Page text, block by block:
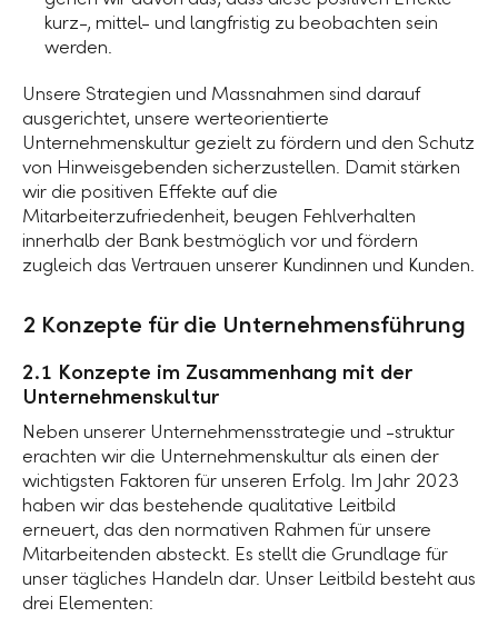
kurz-, mittel- und langfristig zu beobachten sein
werden.
Unsere Strategien und Massnahmen sind darauf
ausgerichtet, unsere werteorientierte
Unternehmenskultur gezielt zu fördern und den Schutz
von Hinweisgebenden sicherzustellen. Damit stärken
wir die positiven Effekte auf die
Mitarbeiterzufriedenheit, beugen Fehlverhalten
innerhalb der Bank bestmöglich vor und fördern
zugleich das Vertrauen unserer Kundinnen und Kunden.
2 Konzepte für die Unternehmensführung
2.1 Konzepte im Zusammenhang mit der
Unternehmenskultur
Neben unserer Unternehmensstrategie und -struktur
erachten wir die Unternehmenskultur als einen der
wichtigsten Faktoren für unseren Erfolg. Im Jahr 2023
haben wir das bestehende qualitative Leitbild
erneuert, das den normativen Rahmen für unsere
Mitarbeitenden absteckt. Es stellt die Grundlage für
unser tägliches Handeln dar. Unser Leitbild besteht aus
drei Elementen: